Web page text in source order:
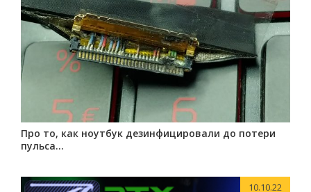
Про то, как ноутбук дезинфицировали до потери
пульса…
10.10.22